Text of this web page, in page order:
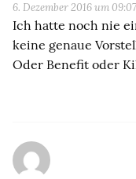
6. Dezember 2016 um
Ich hatte noch nie
keine genaue
Oder Benefit oder